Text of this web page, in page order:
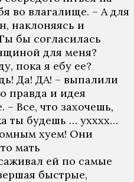
во влагалище. – А для
наклоняясь и
бы согласилась
для меня?
пока я ебу ее?
Да! ДА! – выпалили
правда и идея
Все, что захочешь,
ты будешь … ухххх…
хуем! Они
мать
ей по самые
быстрые,